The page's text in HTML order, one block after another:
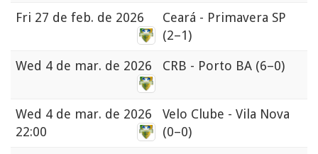
Fri 27 de feb. de 2026
Ceará - Primavera SP
(2–1)
Wed 4 de mar. de 2026 CRB - Porto BA (6–0)
Wed 4 de mar. de 2026
22:00
Velo Clube - Vila Nova
(0–0)